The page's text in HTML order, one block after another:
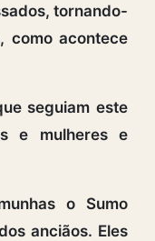
tornando-
como acontece
seguiam este
e mulheres e
o Sumo
anciãos. Eles